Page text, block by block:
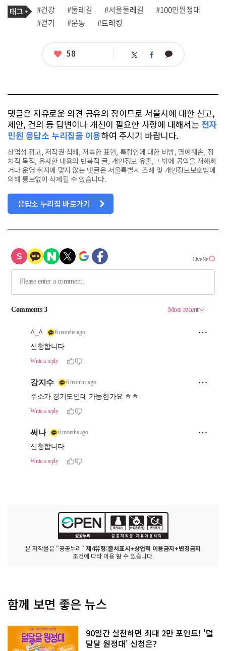
기
사
관
련
태
그
#건강 #둘레길 #서울둘레길
#100인원정대
#걷기
#운동 #트레킹
좋
58 트 페 카
댓글은 자유로운 의견 공유의 장이므로 서울시에 대한 신고,
제안, 건의 등 답변이나 개선이 필요한 사항에 대해서는 전자
민원 응답소 누리집을 이용하여 주시기 바랍니다.
상업성 광고, 저작권 침해, 저속한 표현, 특정인에 대한 비방, 명예훼손, 정
치적 목적, 유사한 내용의 반복적 글, 개인정보 유출,그 밖에 공익을 저해하
거나 운영 취지에 맞지 않는 댓글은 서울특별시 조례 및 개인정보보호법에
의해 통보없이 삭제될 수 있습니다.
응답소 누리집 바로가기
본 저작물은 "공공누리" 제4유형:출처표시+상업적 이용금지+변경금지
조건에 따라 이용 할 수 있습니다.
함께 보면 좋은 뉴스
90일간 실천하면 최대 2만 포인트! '덜
달달 원정대' 신청은?